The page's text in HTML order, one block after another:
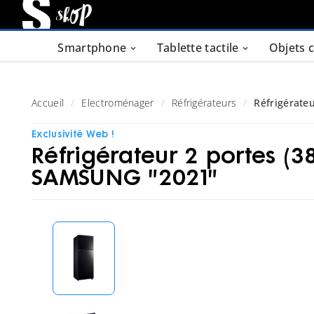
Smartphone Tablette tactile Objets
Accueil Electroménager Réfrigérateurs
Exclusivité Web !
Réfrigérateur 2 portes
SAMSUNG "2021"